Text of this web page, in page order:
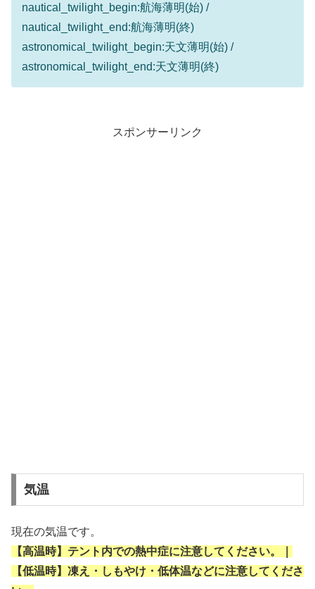
nautical_twilight_begin:航海薄明(始) /
nautical_twilight_end:航海薄明(終)
astronomical_twilight_begin:天文薄明(始) /
astronomical_twilight_end:天文薄明(終)
スポンサーリンク
気温
現在の気温です。
【高温時】テント内での熱中症に注意してください。｜
【低温時】凍え・しもやけ・低体温などに注意してくださ